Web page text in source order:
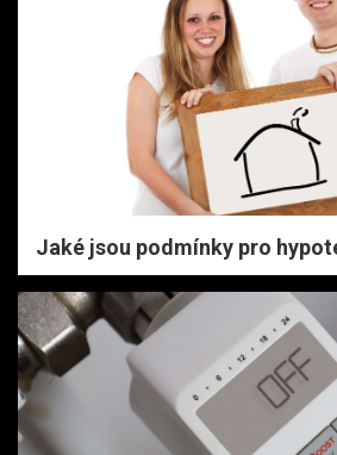
Jaké jsou podmínky pro